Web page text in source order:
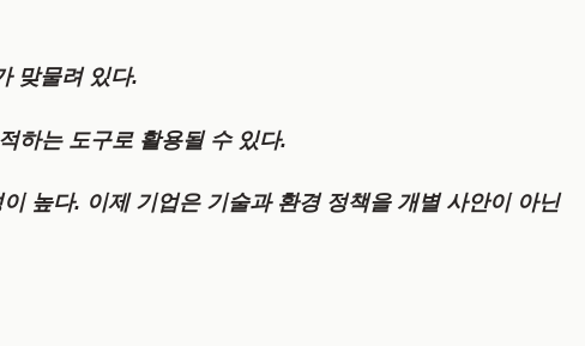
맞물려 있다.
하는 도구로 활용될 수 있다.
높다. 이제 기업은 기술과 환경 정책을 개별 사안이 아닌